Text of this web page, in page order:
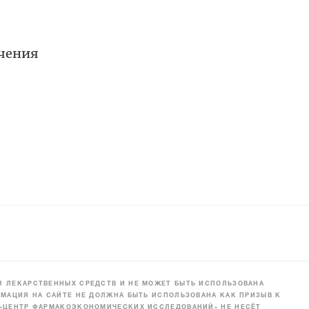
СРЕДСТВ И НЕ МОЖЕТ БЫТЬ ИСПОЛЬЗОВАНА
НА САЙТЕ НЕ ДОЛЖНА БЫТЬ ИСПОЛЬЗОВАНА КАК ПРИЗЫВ К
ФАРМАКОЭКОНОМИЧЕСКИХ ИССЛЕДОВАНИЙ» НЕ НЕСЁТ